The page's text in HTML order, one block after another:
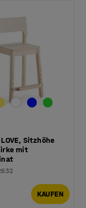
Sitzhöhe
mit
KAUFEN